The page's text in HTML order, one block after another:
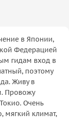
в Японии,
Федерацией
гидам вход в
поэтому
Живу в
Провожу
Очень
мягкий климат,